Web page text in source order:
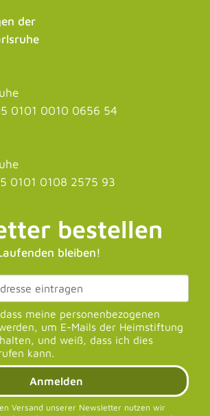
der
0101 0010 0656 54
0101 0108 2575 93
bestellen
bleiben!
meine personenbezogenen
um E-Mails der Heimstiftung
und weiß, dass ich dies
kann.
Anmelden
Versand unserer Newsletter nutzen wir